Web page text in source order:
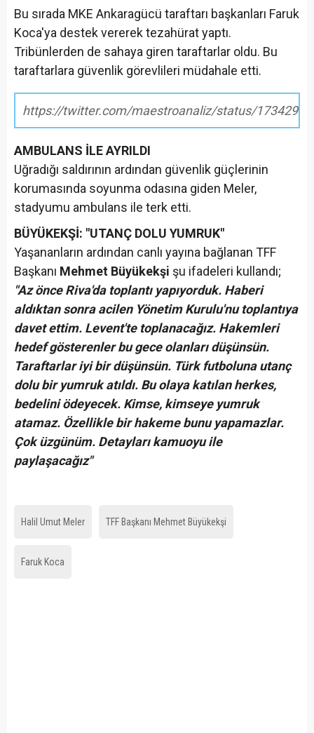
Bu sırada MKE Ankaragücü taraftarı başkanları Faruk
Koca'ya destek vererek tezahürat yaptı.
Tribünlerden de sahaya giren taraftarlar oldu. Bu
taraftarlara güvenlik görevlileri müdahale etti.
https://twitter.com/maestroanaliz/status/
AMBULANS İLE AYRILDI
Uğradığı saldırının ardından güvenlik güçlerinin
korumasında soyunma odasına giden Meler,
stadyumu ambulans ile terk etti.
BÜYÜKEKŞİ: "UTANÇ DOLU YUMRUK"
Yaşananların ardından canlı yayına bağlanan TFF
Başkanı Mehmet Büyükekşi şu ifadeleri kullandı;
"Az önce Riva'da toplantı yapıyorduk. Haberi
aldıktan sonra acilen Yönetim Kurulu'nu toplantıya
davet ettim. Levent'te toplanacağız. Hakemleri
hedef gösterenler bu gece olanları düşünsün.
Taraftarlar iyi bir düşünsün. Türk futboluna utanç
dolu bir yumruk atıldı. Bu olaya katılan herkes,
bedelini ödeyecek. Kimse, kimseye yumruk
atamaz. Özellikle bir hakeme bunu yapamazlar.
Çok üzgünüm. Detayları kamuoyu ile
paylaşacağız"
Halil Umut Meler TFF Başkanı Mehmet Büyükekşi
Faruk Koca